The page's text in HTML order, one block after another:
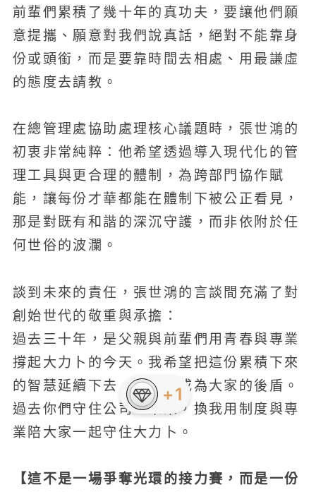
前輩們累積了幾十年的真功夫，要讓他們願
意提攜、願意對我們說真話，絕對不能靠身
份或頭銜，而是要靠時間去相處、用最謙虛
的態度去請教。
在總管理處協助處理核心議題時，張世鴻的
初衷非常純粹：他希望透過導入現代化的管
理工具與更合理的體制，為跨部門協作賦
能，讓每份才華都能在體制下被公正看見，
那是對既有和諧的深沉守護，而非依附於任
何世俗的波瀾。
談到未來的責任，張世鴻的言談間充滿了對
創始世代的敬重與承擔：
過去三十年，是父親與前輩們用青春與專業
撐起大力卜的今天。我希望把這份累積下來
的智慧延續下去，讓制度成為大家的後盾。
過去你們守住公司，未來，換我用制度與專
業陪大家一起守住大力卜。
【這不是一場爭奪光環的接力賽，而是一份
+1